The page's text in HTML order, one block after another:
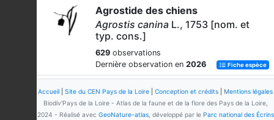
Agrostide des chiens
Agrostis canina L., 1753 [nom. et
typ. cons.]
629 observations
Dernière observation en 2026 Fiche espèce
Agrostide des chiens
Agrostis caninaL., 1753 subsp.
canina
Accueil Site du CEN Pays de la Loire Conception et crédits
Mentions légales
Biodiv'Pays de la Loire - Atlas de la faune et de la flore des Pays de la Loire,
2024 - Réalisé avec GeoNature-atlas, développé par le Parc national des Écrins